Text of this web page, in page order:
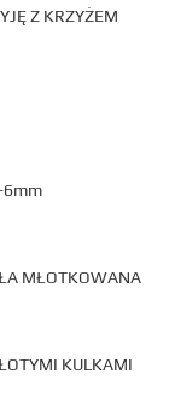
Z KRZYŻEM
6mm
MŁOTKOWANA
KULKAMI